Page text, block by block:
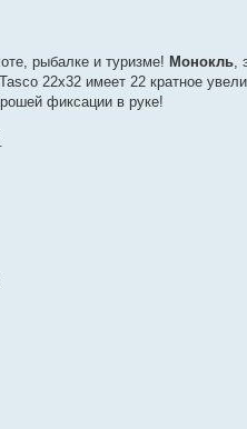
рыбалке и туризме! Монокль
22х32 имеет 22 кратное
фиксации в руке!